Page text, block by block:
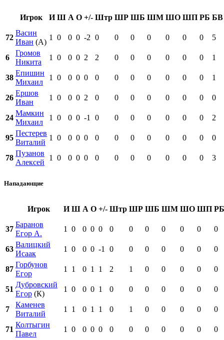
Игрок И Ш А О +/- Штр ШР ШБ ШМ ШО ШП РБ БВ
72
Васин
Иван (А)
1 0 0 0 -2 0 0 0 0 0 0 0 5
6
Громов
Никита
1 0 0 0 2 2 0 0 0 0 0 0 1
38
Епишин
Михаил
1 0 0 0 0 0 0 0 0 0 0 0 1
26
Ершов
Иван
1 0 0 0 2 0 0 0 0 0 0 0 0
24
Мамкин
Михаил
1 0 0 0 -1 0 0 0 0 0 0 0 2
95
Пестерев
Виталий
1 0 0 0 0 0 0 0 0 0 0 0 0
78
Пузанов
Алексей
1 0 0 0 0 0 0 0 0 0 0 0 3
Нападающие
Игрок И Ш А О +/- Штр ШР ШБ ШМ ШО ШП РБ
37
Баранов
Егор А.
1 0 0 0 0 0 0 0 0 0 0 0
63
Валицкий
Исаак
1 0 0 0 -1 0 0 0 0 0 0 0
87
Горбунов
Егор
1 1 0 1 1 2 1 0 0 0 0 0
51
Дубровский
Егор (К)
1 0 0 0 1 0 0 0 0 0 0 0
7
Каменев
Виталий
1 1 0 1 1 0 1 0 0 0 0 0
71
Колтыгин
Павел
1 0 0 0 0 0 0 0 0 0 0 0